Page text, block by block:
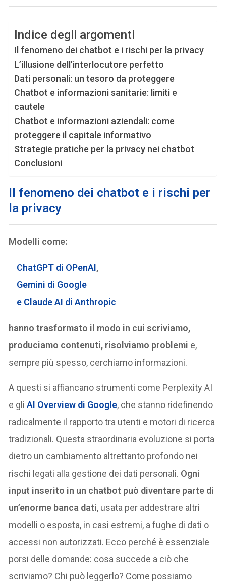
Indice degli argomenti
Il fenomeno dei chatbot e i rischi per la privacy
L’illusione dell’interlocutore perfetto
Dati personali: un tesoro da proteggere
Chatbot e informazioni sanitarie: limiti e
cautele
Chatbot e informazioni aziendali: come
proteggere il capitale informativo
Strategie pratiche per la privacy nei chatbot
Conclusioni
Il fenomeno dei chatbot e i rischi per
la privacy
Modelli come:
ChatGPT di OPenAI,
Gemini di Google
e ClaudeAI di Anthropic
hanno trasformato il modo in cui scriviamo,
produciamo contenuti, risolviamo problemi e,
sempre più spesso, cerchiamo informazioni.
A questi si affiancano strumenti come Perplexity AI
e gliAI Overview di Google, che stanno ridefinendo
radicalmente il rapporto tra utenti e motori di ricerca
tradizionali. Questa straordinaria evoluzione si porta
dietro un cambiamento altrettanto profondo nei
rischi legati alla gestione dei dati personali. Ogni
input inserito in un chatbot può diventare parte di
un’enorme banca dati, usata per addestrare altri
modelli o esposta, in casi estremi, a fughe di dati o
accessi non autorizzati. Ecco perché è essenziale
porsi delle domande: cosa succede a ciò che
scriviamo? Chi può leggerlo? Come possiamo